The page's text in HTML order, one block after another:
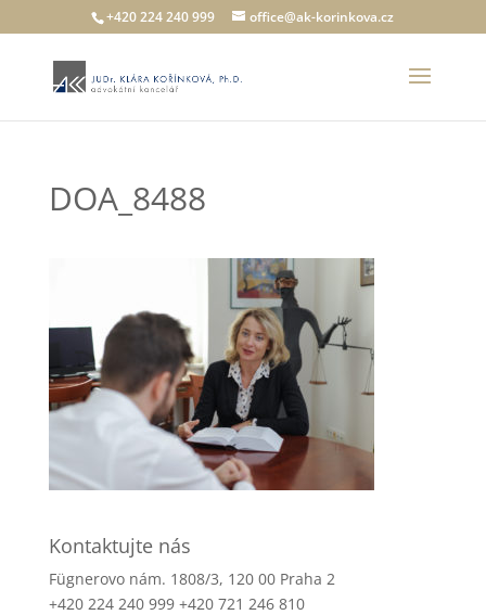
+420 224 240 999 office@ak-korinkova.cz
DOA_8488
Kontaktujte nás
Fügnerovo nám. 1808/3, 120 00 Praha 2
+420 224 240 999 +420 721 246 810